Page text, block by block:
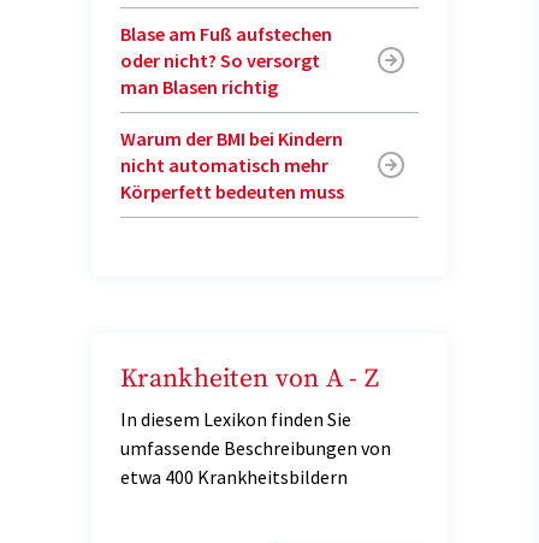
Blase am Fuß aufstechen
oder nicht? So versorgt
man Blasen richtig
Warum der BMI bei Kindern
nicht automatisch mehr
Körperfett bedeuten muss
Krankheiten von A - Z
In diesem Lexikon finden Sie
umfassende Beschreibungen von
etwa 400 Krankheitsbildern